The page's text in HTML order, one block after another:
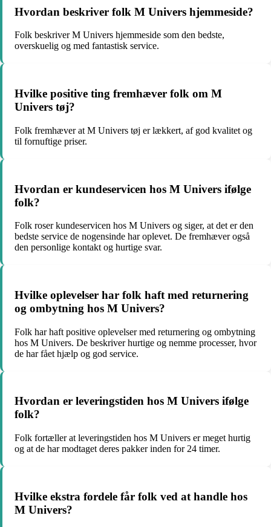
Hvordan beskriver folk M Univers hjemmeside?
Folk beskriver M Univers hjemmeside som den bedste,
overskuelig og med fantastisk service.
Hvilke positive ting fremhæver folk om M
Univers tøj?
Folk fremhæver at M Univers tøj er lækkert, af god kvalitet og
til fornuftige priser.
Hvordan er kundeservicen hos M Univers ifølge
folk?
Folk roser kundeservicen hos M Univers og siger, at det er den
bedste service de nogensinde har oplevet. De fremhæver også
den personlige kontakt og hurtige svar.
Hvilke oplevelser har folk haft med returnering
og ombytning hos M Univers?
Folk har haft positive oplevelser med returnering og ombytning
hos M Univers. De beskriver hurtige og nemme processer, hvor
de har fået hjælp og god service.
Hvordan er leveringstiden hos M Univers ifølge
folk?
Folk fortæller at leveringstiden hos M Univers er meget hurtig
og at de har modtaget deres pakker inden for 24 timer.
Hvilke ekstra fordele får folk ved at handle hos
M Univers?